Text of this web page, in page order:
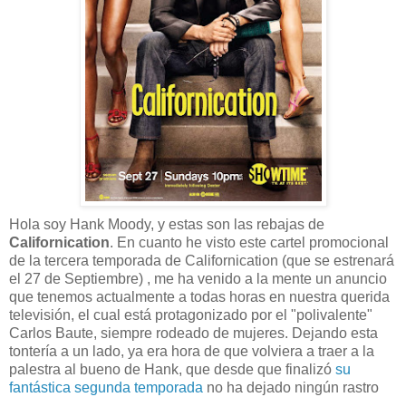
Hola soy Hank Moody, y estas son las rebajas de
Californication. En cuanto he visto este cartel promocional
de la tercera temporada de Californication (que se estrenará
el 27 de Septiembre) , me ha venido a la mente un anuncio
que tenemos actualmente a todas horas en nuestra querida
televisión, el cual está protagonizado por el "polivalente"
Carlos Baute, siempre rodeado de mujeres. Dejando esta
tontería a un lado, ya era hora de que volviera a traer a la
palestra al bueno de Hank, que desde que finalizó su
fantástica segunda temporada no ha dejado ningún rastro